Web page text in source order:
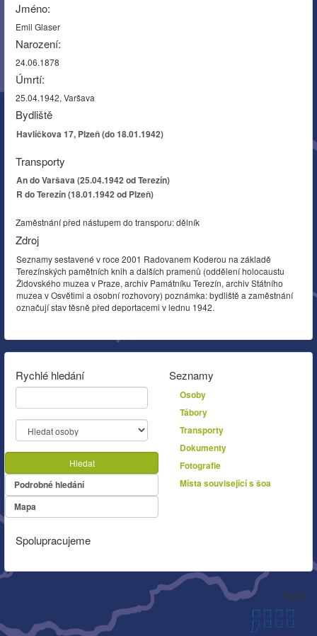
Jméno:
Emil Glaser
Narození:
24.06.1878
Úmrtí:
25.04.1942, Varšava
Bydliště
Havlíčkova 17, Plzeň (do 18.01.1942)
Transporty
An do Varšava (25.04.1942 od Terezín)
R do Terezín (18.01.1942 od Plzeň)
Zaměstnání před nástupem do transporu: dělník
Zdroj
Seznamy sestavené v roce 2001 Radovanem Koderou na základě
Terezínských pamětních knih a dalších pramenů (oddělení holocaustu
Židovského muzea v Praze, archiv Památníku Terezín, archiv Státního
muzea v Osvětimi a osobní rozhovory) poznámka: bydliště a zaměstnání
označují stav těsně před deportacemi v lednu 1942.
Rychlé hledání
Hledat
Podrobné hledání
Mapa
Seznamy
Osoby
Tábory
Transporty
Dokumenty
Fotografie
Místa související s šoa
Spolupracujeme
Autor